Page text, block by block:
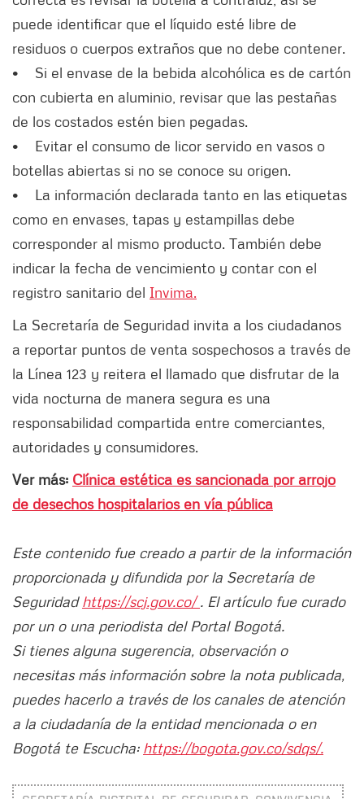
puede identificar que el líquido esté libre de
residuos o cuerpos extraños que no debe contener.
• Si el envase de la bebida alcohólica es de cartón
con cubierta en aluminio, revisar que las pestañas
de los costados estén bien pegadas.
• Evitar el consumo de licor servido en vasos o
botellas abiertas si no se conoce su origen.
• La información declarada tanto en las etiquetas
como en envases, tapas y estampillas debe
corresponder al mismo producto. También debe
indicar la fecha de vencimiento y contar con el
registro sanitario del Invima.
La Secretaría de Seguridad invita a los ciudadanos
a reportar puntos de venta sospechosos a través de
la Línea 123 y reitera el llamado que disfrutar de la
vida nocturna de manera segura es una
responsabilidad compartida entre comerciantes,
autoridades y consumidores.
Ver más: Clínica estética es sancionada por arrojo
de desechos hospitalarios en vía pública
Este contenido fue creado a partir de la información
proporcionada y difundida por la Secretaría de
Seguridadhttps://scj.gov.co/. El artículo fue curado
por un o una periodista del Portal Bogotá.
Si tienes alguna sugerencia, observación o
necesitas más información sobre la nota publicada,
puedes hacerlo a través de los canales de atención
a la ciudadanía de la entidad mencionada o en
Bogotá te Escucha: https://bogota.gov.co/sdqs/.